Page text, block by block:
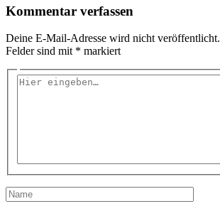
Kommentar verfassen
Deine E-Mail-Adresse wird nicht veröffentlicht.
Felder sind mit * markiert
Hier
Name